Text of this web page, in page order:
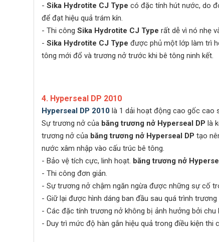
- Sika Hydrotite CJ Type có đặc tính hút nước, do
để đạt hiệu quả trám kín.
- Thi công Sika Hydrotite CJ Type rất dễ vì nó nhẹ
- Sika Hydrotite CJ Type được phủ một lớp làm trì
tông mới đổ và trương nở trước khi bê tông ninh kết.
4. Hyperseal DP 2010
Hyperseal DP 2010 là 1 dải hoạt động cao gốc cao
Sự trương nở của băng trương nở Hyperseal DP là
trương nở của băng trương nở Hyperseal DP tạo
nước xâm nhập vào cấu trúc bê tông.
- Bảo vệ tích cực, linh hoạt. băng trương nở
- Thi công đơn giản.
- Sự trương nở chậm ngăn ngừa được những sự cố
- Giữ lại được hình dáng ban đầu sau quá trình
- Các đặc tính trương nở không bị ảnh hưởng bởi chu
- Duy trì mức độ hàn gắn hiệu quả trong điều kiện thi